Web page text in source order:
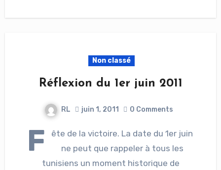
Non classé
Réflexion du 1er juin 2011
RL juin 1, 2011 0 Comments
F
ête de la victoire. La date du 1er juin
ne peut que rappeler à tous les
tunisiens un moment historique de